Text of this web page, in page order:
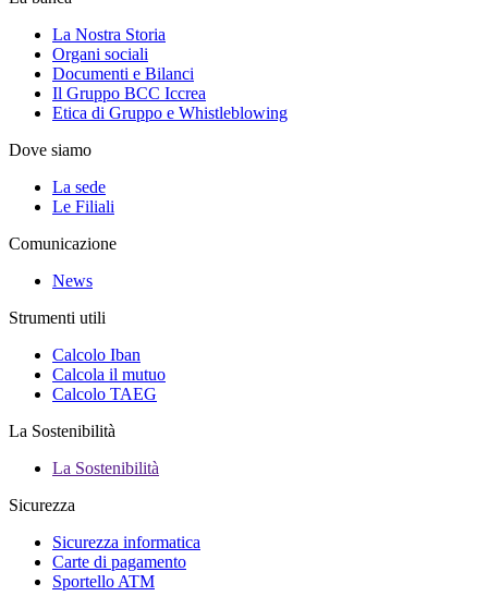
La Nostra Storia
Organi sociali
Documenti e Bilanci
Il Gruppo BCC Iccrea
Etica di Gruppo e Whistleblowing
Dove siamo
La sede
Le Filiali
Comunicazione
News
Strumenti utili
Calcolo Iban
Calcola il mutuo
Calcolo TAEG
La Sostenibilità
La Sostenibilità
Sicurezza
Sicurezza informatica
Carte di pagamento
Sportello ATM